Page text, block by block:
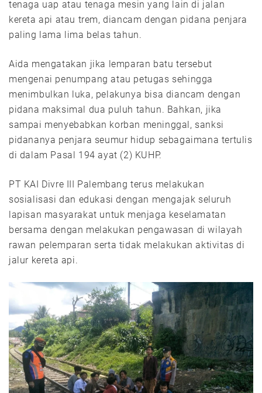
tenaga uap atau tenaga mesin yang lain di jalan
kereta api atau trem, diancam dengan pidana penjara
paling lama lima belas tahun.
Aida mengatakan jika lemparan batu tersebut
mengenai penumpang atau petugas sehingga
menimbulkan luka, pelakunya bisa diancam dengan
pidana maksimal dua puluh tahun. Bahkan, jika
sampai menyebabkan korban meninggal, sanksi
pidananya penjara seumur hidup sebagaimana tertulis
di dalam Pasal 194 ayat (2) KUHP.
PT KAI Divre III Palembang terus melakukan
sosialisasi dan edukasi dengan mengajak seluruh
lapisan masyarakat untuk menjaga keselamatan
bersama dengan melakukan pengawasan di wilayah
rawan pelemparan serta tidak melakukan aktivitas di
jalur kereta api.